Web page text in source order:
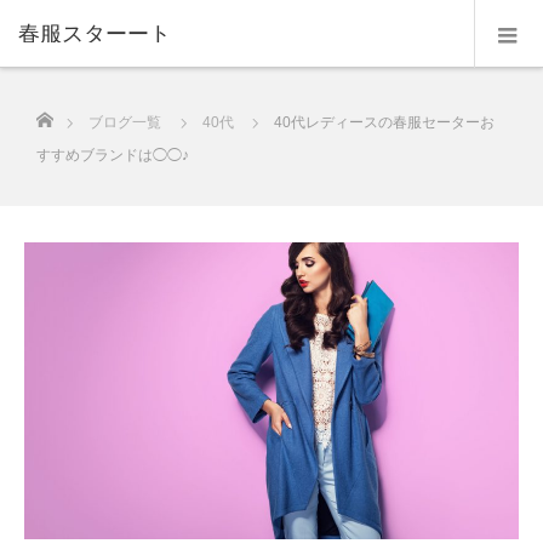
春服スターート
ブログ一覧 40代
40代レディースの春服セーターお
すすめブランドは◯◯♪